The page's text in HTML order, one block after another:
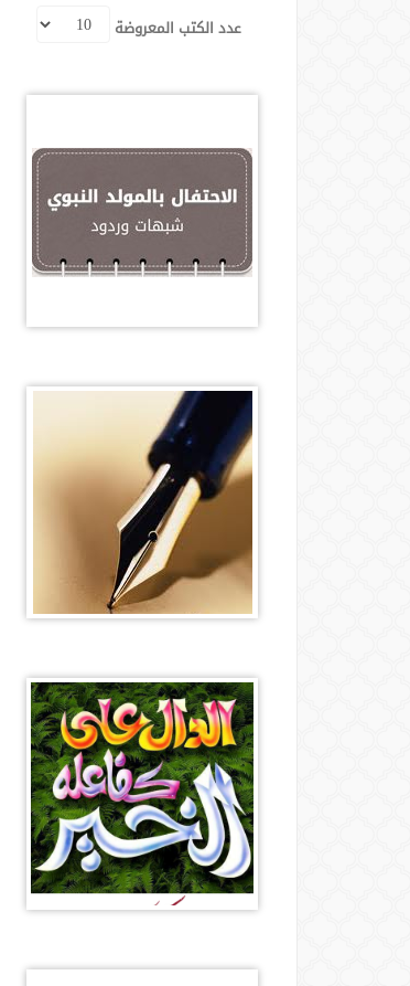
عدد الكتب المعروضة